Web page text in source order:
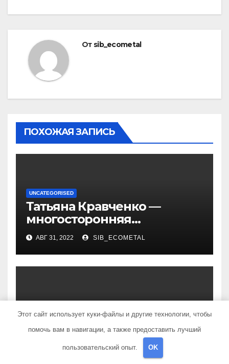
От sib_ecometal
ПОХОЖАЯ ЗАПИСЬ
UNCATEGORISED
Татьяна Кравченко —
многосторонняя
талантливая российская
актриса с богатой
биографией и успешной
карьерой
АВГ 31, 2022 SIB_ECOMETAL
Татьяна Тотьмянина —
интересная история жизни
российской фигуристки
АВГ 31, 2022 SIB_ECOMETAL
Этот сайт использует куки-файлы и другие технологии, чтобы
помочь вам в навигации, а также предоставить лучший
пользовательский опыт. OK